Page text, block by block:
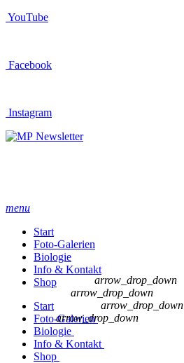
YouTube
Facebook
Instagram
Newsletter
menu
Start
Foto-Galerien
Biologie
Info & Kontakt
Shop
Start
Foto-Galerien
arrow_drop_down
Biologie
arrow_drop_down
Info & Kontakt
arrow_drop_down
Shop
arrow_drop_down